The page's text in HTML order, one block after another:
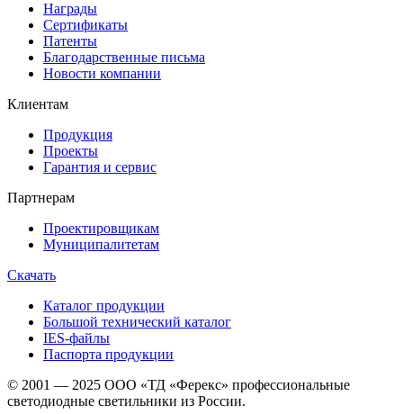
Награды
Сертификаты
Патенты
Благодарственные письма
Новости компании
Клиентам
Продукция
Проекты
Гарантия и сервис
Партнерам
Проектировщикам
Муниципалитетам
Скачать
Каталог продукции
Большой технический каталог
IES-файлы
Паспорта продукции
© 2001 — 2025 ООО «ТД «Ферекс» профессиональные
светодиодные светильники из России.